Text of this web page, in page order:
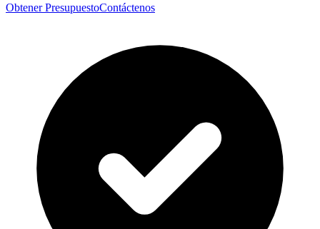
Obtener PresupuestoContáctenos